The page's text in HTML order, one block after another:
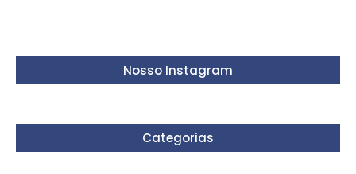
Nosso Instagram
Categorias